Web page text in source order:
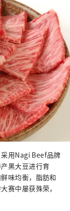
用Nagi Beef品牌
黑大豆进行育
味均衡，脂肪和
赛中屡获殊荣，